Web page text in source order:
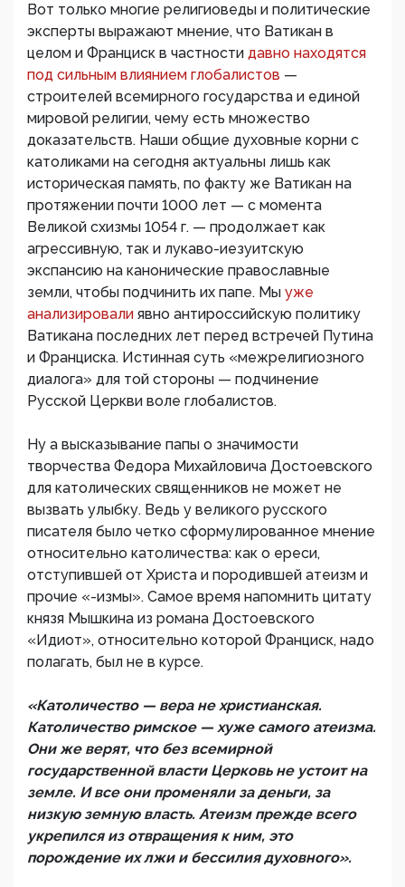
Вот только многие религиоведы и политические
эксперты выражают мнение, что Ватикан в
целом и Франциск в частности давно находятся
под сильным влиянием глобалистов —
строителей всемирного государства и единой
мировой религии, чему есть множество
доказательств. Наши общие духовные корни с
католиками на сегодня актуальны лишь как
историческая память, по факту же Ватикан на
протяжении почти 1000 лет — с момента
Великой схизмы 1054 г. — продолжает как
агрессивную, так и лукаво-иезуитскую
экспансию на канонические православные
земли, чтобы подчинить их папе. Мы уже
анализировали явно антироссийскую политику
Ватикана последних лет перед встречей Путина
и Франциска. Истинная суть «межрелигиозного
диалога» для той стороны — подчинение
Русской Церкви воле глобалистов.
Ну а высказывание папы о значимости
творчества Федора Михайловича Достоевского
для католических священников не может не
вызвать улыбку. Ведь у великого русского
писателя было четко сформулированное мнение
относительно католичества: как о ереси,
отступившей от Христа и породившей атеизм и
прочие «-измы». Самое время напомнить цитату
князя Мышкина из романа Достоевского
«Идиот», относительно которой Франциск, надо
полагать, был не в курсе.
«Католичество — вера не христианская.
Католичество римское — хуже самого атеизма.
Они же верят, что без всемирной
государственной власти Церковь не устоит на
земле. И все они променяли за деньги, за
низкую земную власть. Атеизм прежде всего
укрепился из отвращения к ним, это
порождение их лжи и бессилия духовного».